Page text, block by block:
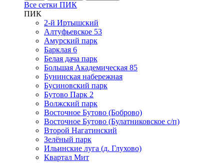
Все сетки ПИК
ПИК
2-й Иртышский
Алтуфьевское 53
Амурский парк
Барклая 6
Белая дача парк
Большая Академическая 85
Бунинская набережная
Бусиновский парк
Бутово Парк 2
Волжский парк
Восточное Бутово (Боброво)
Восточное Бутово (Булатниковское с/п)
Второй Нагатинский
Зелёный парк
Ильинские луга (д. Глухово)
Квартал Мит